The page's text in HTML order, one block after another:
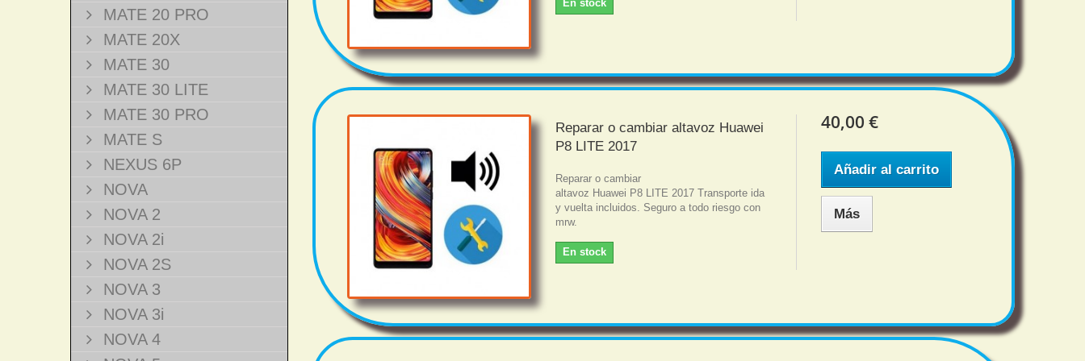
MATE 20 PRO
MATE 20X
MATE 30
MATE 30 LITE
MATE 30 PRO
MATE S
NEXUS 6P
NOVA
NOVA 2
NOVA 2i
NOVA 2S
NOVA 3
NOVA 3i
NOVA 4
En stock
Reparar o cambiar altavoz Huawei
P8 LITE 2017
Reparar o cambiar
altavoz Huawei P8 LITE 2017 Transporte ida
y vuelta incluidos. Seguro a todo riesgo con
mrw.
En stock
40,00 €
Añadir al carrito
Más